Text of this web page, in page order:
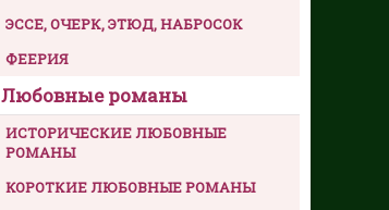
ЭССЕ, ОЧЕРК, ЭТЮД, НАБРОСОК
ФЕЕРИЯ
Любовные романы
ИСТОРИЧЕСКИЕ ЛЮБОВНЫЕ
РОМАНЫ
КОРОТКИЕ ЛЮБОВНЫЕ РОМАНЫ